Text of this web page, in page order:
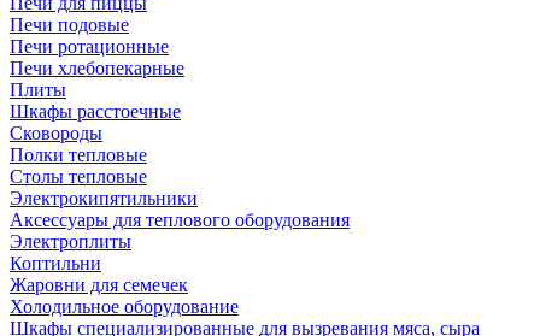
Печи подовые
Печи ротационные
Печи хлебопекарные
Плиты
Шкафы расстоечные
Сковороды
Полки тепловые
Столы тепловые
Электрокипятильники
Аксессуары для теплового оборудования
Электроплиты
Коптильни
Жаровни для семечек
Холодильное оборудование
Шкафы специализированные для вызревания мяса, сыра